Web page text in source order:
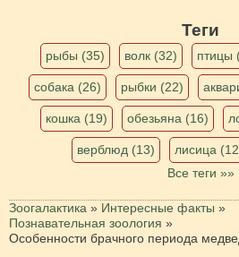
Теги
рыбы (35) волк (32) птицы
собака (26) рыбки (22)
кошка (19) обезьяна (16)
верблюд (13) лисица
Все теги »»
Зоогалактика » Интересные факты »
Познавательная зоология »
Особенности брачного периода